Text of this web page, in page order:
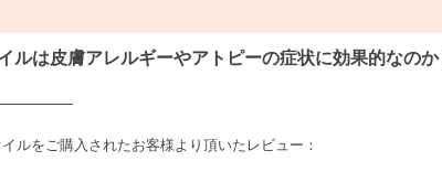
ルは皮膚アレルギーやアトピーの症状に効果的なのか
ルをご購入されたお客様より頂いたレビュー：